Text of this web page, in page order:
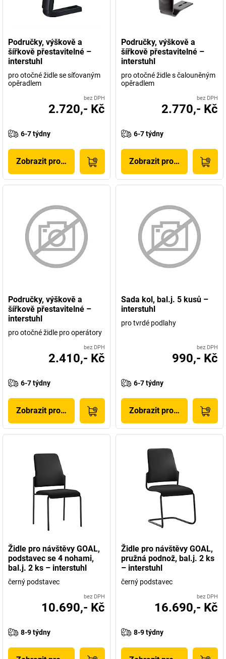
Područky, výškově a
šířkově přestavitelné –
interstuhl
pro otočné židle se síťovaným
opěradlem
bez DPH
2.720,- Kč
6-7 týdny
Zobrazit produkt
Područky, výškově a
šířkově přestavitelné –
interstuhl
pro otočné židle s čalouněným
opěradlem
bez DPH
2.770,- Kč
6-7 týdny
Zobrazit produkt
Područky, výškově a
šířkově přestavitelné –
interstuhl
pro otočné židle pro operátory
bez DPH
2.410,- Kč
6-7 týdny
Zobrazit produkt
Sada kol, bal.j. 5 kusů –
interstuhl
pro tvrdé podlahy
bez DPH
990,- Kč
6-7 týdny
Zobrazit produkt
Židle pro návštěvy GOAL,
podstavec se 4 nohami,
bal.j. 2 ks – interstuhl
černý podstavec
bez DPH
10.690,- Kč
8-9 týdny
Židle pro návštěvy GOAL,
pružná podnož, bal.j. 2 ks
– interstuhl
černý podstavec
bez DPH
16.690,- Kč
8-9 týdny